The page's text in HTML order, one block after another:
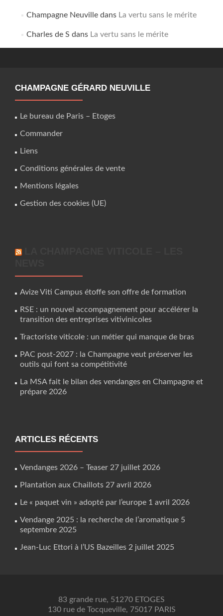
Champagne Neuvilledans La vertu sans le mérite
Charles de S dans La vertu sans le mérite
CHAMPAGNE GÉRARD NEUVILLE
Le bureau de Paris – Etoges
Commander
Liens
Conditions générales de vente
Mentions légales
Gestion des cookies (UE)
Avize Viti Campus étoffe son offre de formation
RSE : un nouvel accompagnement pour accélérer la
transition des entreprises vitivinicoles
Tractoriste viticole : un métier qui manque de bras
PAC post-2027 : la Champagne veut préserver les
outils qui font sa compétitivité
La MSA fait le bilan des vendanges en Champagne et
prépare 2026
ARTICLES RÉCENTS
Vendanges 2026 – Teaser 27 juillet 2026
Plantation aux Chaillots 27 avril 2026
Le « paquet vin » adopté par l’europe 1 avril 2026
Vendange 2025 : la recherche de l’aromatique 5
septembre 2025
Jean-Luc Ettori à l’US Bazeilles 2 juillet 2025
83 grande rue, 51270 ETOGES
130 rue de Tocqueville, 75017 PARIS